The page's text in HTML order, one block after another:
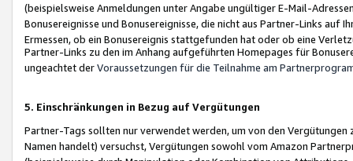
(beispielsweise Anmeldungen unter Angabe ungültiger E-Mail-
Bonusereignisse und Bonusereignisse, die nicht aus Partner-Links auf
Ermessen, ob ein Bonusereignis stattgefunden hat oder ob eine
Partner-Links zu den im Anhang aufgeführten Homepages für
ungeachtet derVoraussetzungen für die Teilnahme am
5. Einschränkungen in Bezug auf Vergütungen
Partner-Tags sollten nur verwendet werden, um von den
Namen handelt) versuchst, Vergütungen sowohl vom Amazon